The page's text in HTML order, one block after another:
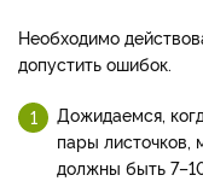
Необходимо
допустить ошибок.
Дожидаемся,
пары листочков,
должны быть